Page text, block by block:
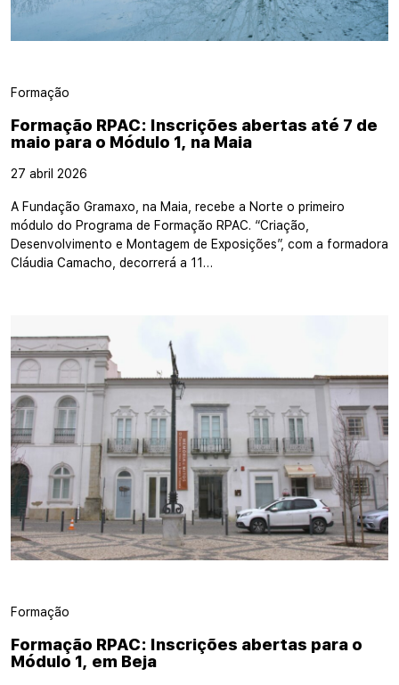
Formação
Formação RPAC: Inscrições abertas até 7 de
maio para o Módulo 1, na Maia
27 abril 2026
A Fundação Gramaxo, na Maia, recebe a Norte o primeiro
módulo do Programa de Formação RPAC. “Criação,
Desenvolvimento e Montagem de Exposições”, com a formadora
Cláudia Camacho, decorrerá a 11…
Formação
Formação RPAC: Inscrições abertas para o
Módulo 1, em Beja